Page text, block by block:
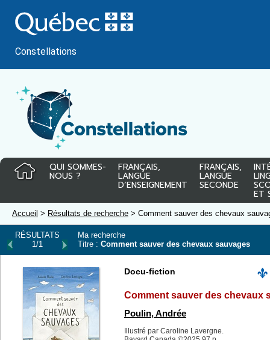
au
contenu
Constellations
QUI SOMMES-
NOUS ?
FRANÇAIS,
LANGUE
D’ENSEIGNEMENT
FRANÇAIS,
LANGUE
SECONDE
ET
Accueil > Résultats de recherche > Comment sauver des chevaux
RÉSULTATS
1/1
Ma recherche
Titre : Comment sauver des chevaux sauvages
Docu-fiction
Comment sauver des chevaux
Poulin, Andrée
Illustré par Caroline Lavergne.